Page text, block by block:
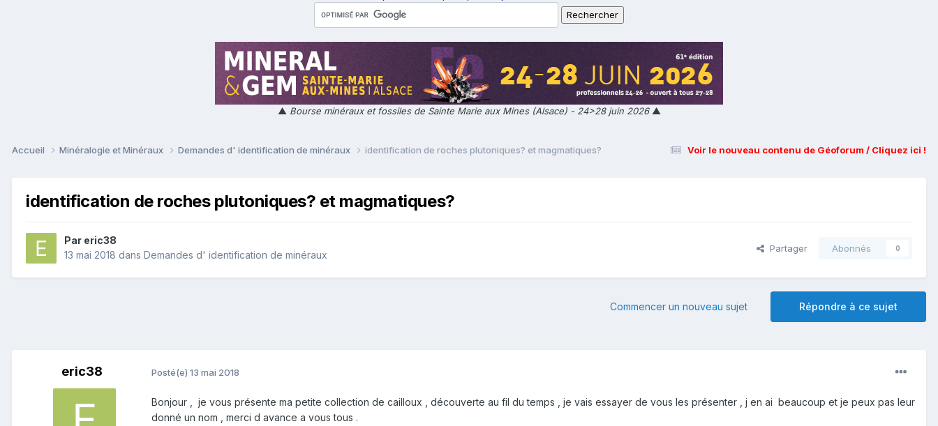
▲ Bourse minéraux et fossiles de Sainte Marie aux Mines (Alsace) - 24>28 juin 2026▲
Voir le nouveau contenu de Géoforum / Cliquez ici !
Accueil Minéralogie et Minéraux Demandes d' identification de minéraux identification de roches plutoniques? et magmatiques?
identification de roches plutoniques? et magmatiques?
Par eric38
13 mai 2018 dans Demandes d' identification de minéraux
Partager Abonnés 0
Répondre à ce sujet
Commencer un nouveau sujet
eric38 Posté(e) 13 mai 2018
Bonjour , je vous présente ma petite collection de cailloux , découverte au fil du temps , je vais essayer de vous les présenter , j en ai beaucoup et je peux pas leur
donné un nom , merci d avance a vous tous .